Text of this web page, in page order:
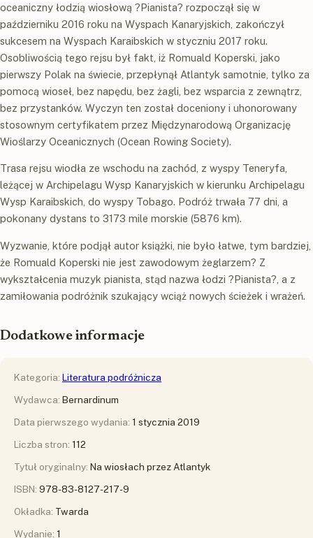
oceaniczny łodzią wiosłową ?Pianista? rozpoczął się w
październiku 2016 roku na Wyspach Kanaryjskich, zakończył
sukcesem na Wyspach Karaibskich w styczniu 2017 roku.
Osobliwością tego rejsu był fakt, iż Romuald Koperski, jako
pierwszy Polak na świecie, przepłynął Atlantyk samotnie, tylko za
pomocą wioseł, bez napędu, bez żagli, bez wsparcia z zewnątrz,
bez przystanków. Wyczyn ten został doceniony i uhonorowany
stosownym certyfikatem przez Międzynarodową Organizację
Wioślarzy Oceanicznych (Ocean Rowing Society).
Trasa rejsu wiodła ze wschodu na zachód, z wyspy Teneryfa,
leżącej w Archipelagu Wysp Kanaryjskich w kierunku Archipelagu
Wysp Karaibskich, do wyspy Tobago. Podróż trwała 77 dni, a
pokonany dystans to 3173 mile morskie (5876 km).
Wyzwanie, które podjął autor książki, nie było łatwe, tym bardziej,
że Romuald Koperski nie jest zawodowym żeglarzem? Z
wykształcenia muzyk pianista, stąd nazwa łodzi ?Pianista?, a z
zamiłowania podróżnik szukający wciąż nowych ścieżek i wrażeń.
Dodatkowe informacje
Kategoria: Literatura podróżnicza
Wydawca: Bernardinum
Data pierwszego wydania: 1 stycznia 2019
Liczba stron: 112
Tytuł oryginalny: Na wiosłach przez Atlantyk
ISBN: 978-83-8127-217-9
Okładka: Twarda
Wydanie: 1